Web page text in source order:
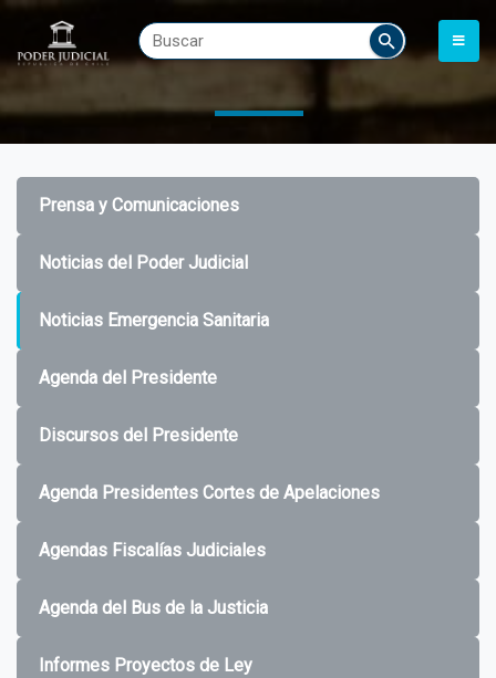
Prensa y Comunicaciones
Noticias del Poder Judicial
Noticias Emergencia Sanitaria
Agenda del Presidente
Discursos del Presidente
Agenda Presidentes Cortes de Apelaciones
Agendas Fiscalías Judiciales
Agenda del Bus de la Justicia
Informes Proyectos de Ley